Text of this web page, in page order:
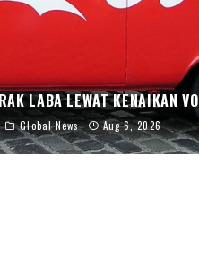
LABA LEWAT KENAIKAN
Global News Aug 6, 2026